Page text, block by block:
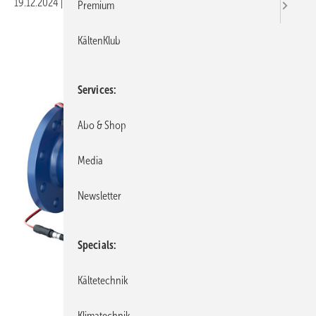
19.12.2024 Veröffentlicht in
Premium
KältenKlub
Services
Abo & Shop
Media
Newsletter
Specials
Kältetechnik